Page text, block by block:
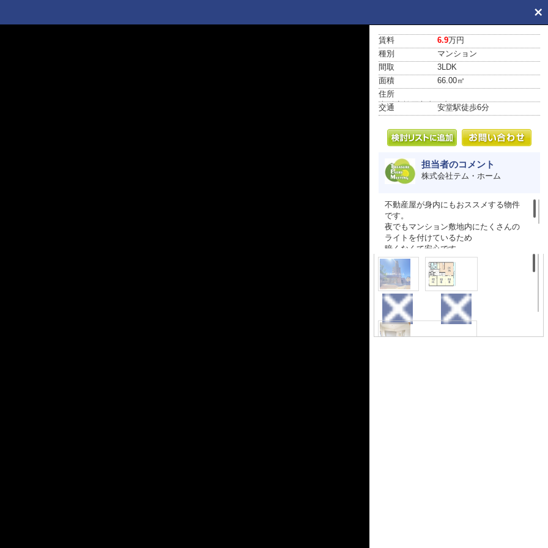
賃料 6.9万円
種別
マンション
間取
3LDK
面積
66.00㎡
住所
大阪府柏原市太平寺２丁目16-23
交通 安堂駅徒歩6分
担当者のコメント
株式会社テム・ホーム
不動産屋が身内にもおススメする物件
です。
夜でもマンション敷地内にたくさんの
ライトを付けているため
暗くなくて安心です。
オートロックにエレベーター、全室洋
室と
評価の高いポイントがいくつもありま
す。
（ハイグレイス）はテムホームで管理
の為
他の業者様での取扱いはございませ
ん。
外観 間取り